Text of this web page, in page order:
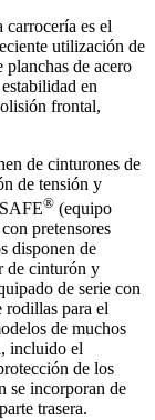
es el
utilización de
planchas de acero
en
frontal,
de cinturones de
de tensión y
® (equipo
pretensores
disponen de
de cinturón y
de serie con
rodillas para el
de muchos
incluido el
de los
se incorporan de
trasera.